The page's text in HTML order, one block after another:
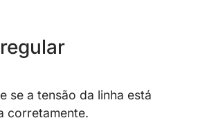
se a tensão da linha está
corretamente.